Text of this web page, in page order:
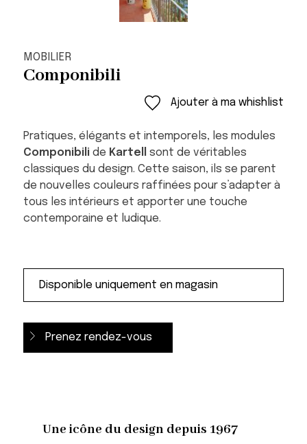
MOBILIER
Componibili
Ajouter à ma whishlist
Pratiques, élégants et intemporels, les modules
Componibilide Kartell
sont de véritables
classiques du design. Cette saison, ils se parent
de nouvelles couleurs raffinées pour s’adapter à
tous les intérieurs et apporter une touche
contemporaine et ludique.
Prenez rendez-vous
Une icône du design depuis 1967